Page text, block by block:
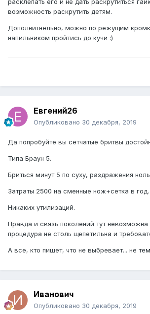
расклепать его и не дать раскрутиться
возможность раскрутить детям.
Дополнитнельно, можно по режущим
напильником пройтись до кучи :)
Евгений26
Опубликовано 30 декабря, 2019
Да попробуйте вы сетчатые бритвы
Типа Браун 5.
Бриться минут 5 по суху, раздражения
Затраты 2500 на сменные нож+сетка в год.
Никаких утилизаций.
Правда и связь поколений тут
процедура не столь щепетильна и
А все, кто пишет, что не выбревает... не
Иванович
Опубликовано 30 декабря, 2019